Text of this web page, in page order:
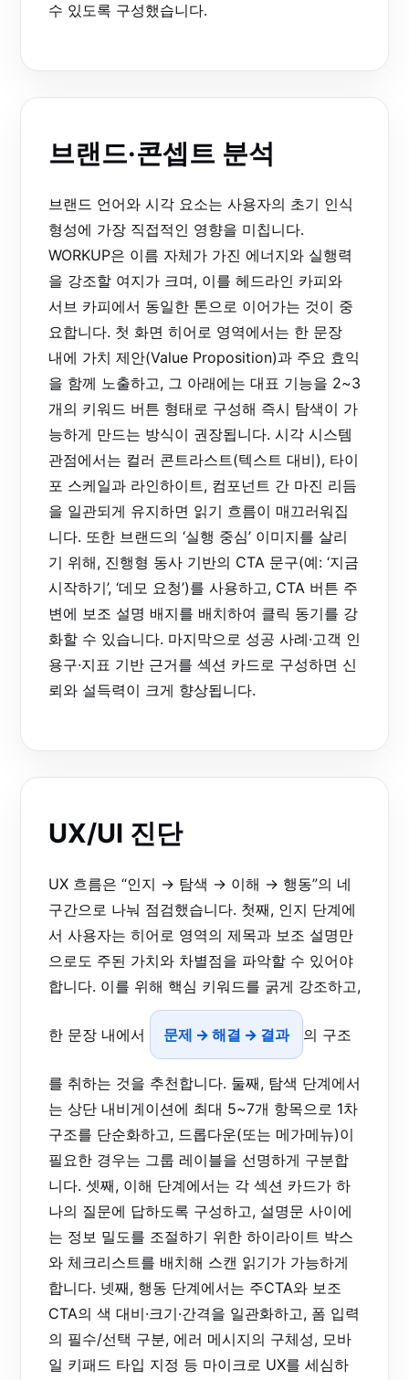
수 있도록 구성했습니다.
브랜드·콘셉트 분석
브랜드 언어와 시각 요소는 사용자의 초기 인식
형성에 가장 직접적인 영향을 미칩니다.
WORKUP은 이름 자체가 가진 에너지와 실행력
을 강조할 여지가 크며, 이를 헤드라인 카피와
서브 카피에서 동일한 톤으로 이어가는 것이 중
요합니다. 첫 화면 히어로 영역에서는 한 문장
내에 가치 제안(Value Proposition)과 주요 효익
을 함께 노출하고, 그 아래에는 대표 기능을 2~3
개의 키워드 버튼 형태로 구성해 즉시 탐색이 가
능하게 만드는 방식이 권장됩니다. 시각 시스템
관점에서는 컬러 콘트라스트(텍스트 대비), 타이
포 스케일과 라인하이트, 컴포넌트 간 마진 리듬
을 일관되게 유지하면 읽기 흐름이 매끄러워집
니다. 또한 브랜드의 ‘실행 중심’ 이미지를 살리
기 위해, 진행형 동사 기반의 CTA 문구(예: ‘지금
시작하기’, ‘데모 요청’)를 사용하고, CTA 버튼 주
변에 보조 설명 배지를 배치하여 클릭 동기를 강
화할 수 있습니다. 마지막으로 성공 사례·고객 인
용구·지표 기반 근거를 섹션 카드로 구성하면 신
뢰와 설득력이 크게 향상됩니다.
UX/UI 진단
UX 흐름은 “인지 → 탐색 → 이해 → 행동”의 네
구간으로 나눠 점검했습니다. 첫째, 인지 단계에
서 사용자는 히어로 영역의 제목과 보조 설명만
으로도 주된 가치와 차별점을 파악할 수 있어야
합니다. 이를 위해 핵심 키워드를 굵게 강조하고,
한 문장 내에서 문제 → 해결 → 결과 의 구조
를 취하는 것을 추천합니다. 둘째, 탐색 단계에서
는 상단 내비게이션에 최대 5~7개 항목으로 1차
구조를 단순화하고, 드롭다운(또는 메가메뉴)이
필요한 경우는 그룹 레이블을 선명하게 구분합
니다. 셋째, 이해 단계에서는 각 섹션 카드가 하
나의 질문에 답하도록 구성하고, 설명문 사이에
는 정보 밀도를 조절하기 위한 하이라이트 박스
와 체크리스트를 배치해 스캔 읽기가 가능하게
합니다. 넷째, 행동 단계에서는 주CTA와 보조
CTA의 색 대비·크기·간격을 일관화하고, 폼 입력
의 필수/선택 구분, 에러 메시지의 구체성, 모바
일 키패드 타입 지정 등 마이크로 UX를 세심하